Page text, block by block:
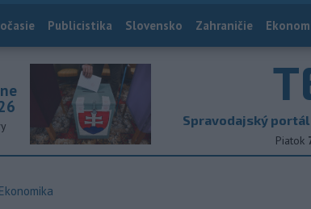
Publicistika Slovensko Zahraničie
Spravodajský
Piatok
Ekonomika